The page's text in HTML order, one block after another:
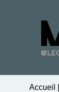
Accueil